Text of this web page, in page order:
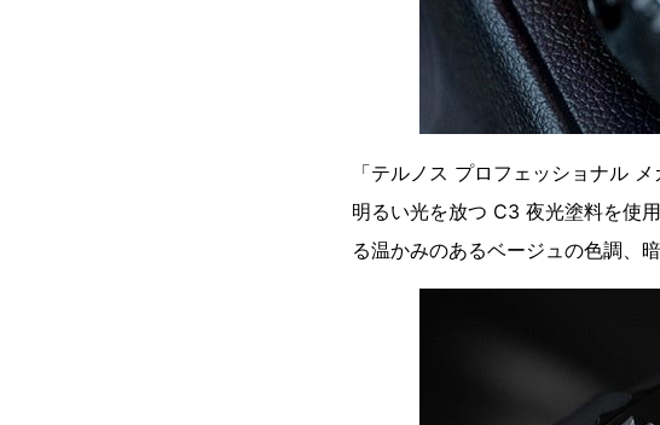
「テルノス プロフェッショナル
明るい光を放つ C3 夜光塗料を使
る温かみのあるベージュの色調、